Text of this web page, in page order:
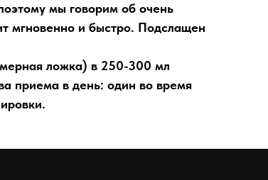
мы говорим об очень
мгновенно и быстро. Подслащен
ложка) в 250-300 мл
приема в день: один во время